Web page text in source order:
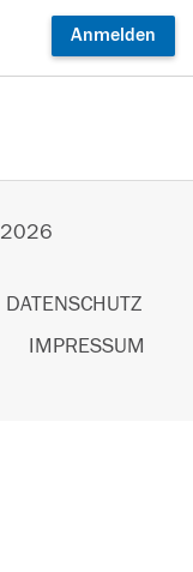
Anmelden
2026
DATENSCHUTZ
IMPRESSUM